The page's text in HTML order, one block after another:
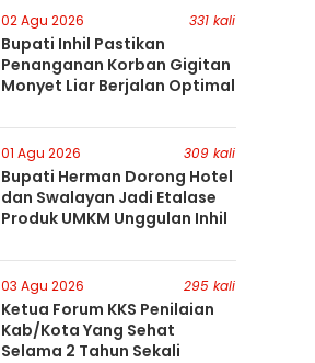
02 Agu 2026 331 kali
Bupati Inhil Pastikan
Penanganan Korban Gigitan
Monyet Liar Berjalan Optimal
01 Agu 2026 309 kali
Bupati Herman Dorong Hotel
dan Swalayan Jadi Etalase
Produk UMKM Unggulan Inhil
03 Agu 2026 295 kali
Ketua Forum KKS Penilaian
Kab/Kota Yang Sehat
Selama 2 Tahun Sekali